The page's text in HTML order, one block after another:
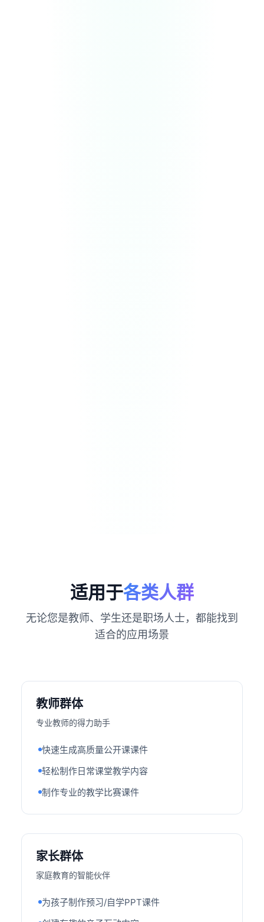
适用于各类人群
无论您是教师、学生还是职场人士，都能找到
适合的应用场景
教师群体
专业教师的得力助手
快速生成高质量公开课课件
轻松制作日常课堂教学内容
制作专业的教学比赛课件
家长群体
家庭教育的智能伙伴
为孩子制作预习/自学PPT课件